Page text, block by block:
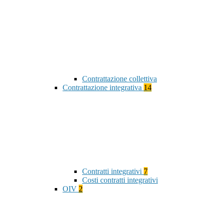
Contrattazione collettiva
Contrattazione integrativa 14
Contratti integrativi 7
Costi contratti integrativi
OIV 2